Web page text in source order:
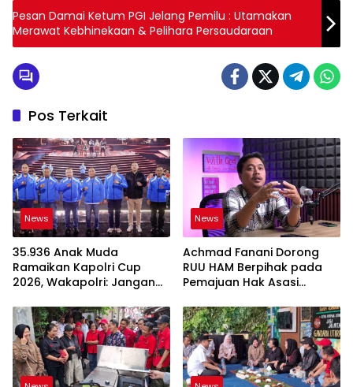
Pesan Damai Ketum PGI Jelang Pemilu : Utamakan
Merawat Kebhinekaan & Pelihara Persaudaraan
Pos Terkait
News
35.936 Anak Muda
Ramaikan Kapolri Cup
2026, Wakapolri: Jangan
News
Achmad Fanani Dorong
RUU HAM Berpihak pada
Pemajuan Hak Asasi